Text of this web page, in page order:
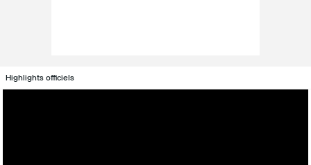
Highlights officiels